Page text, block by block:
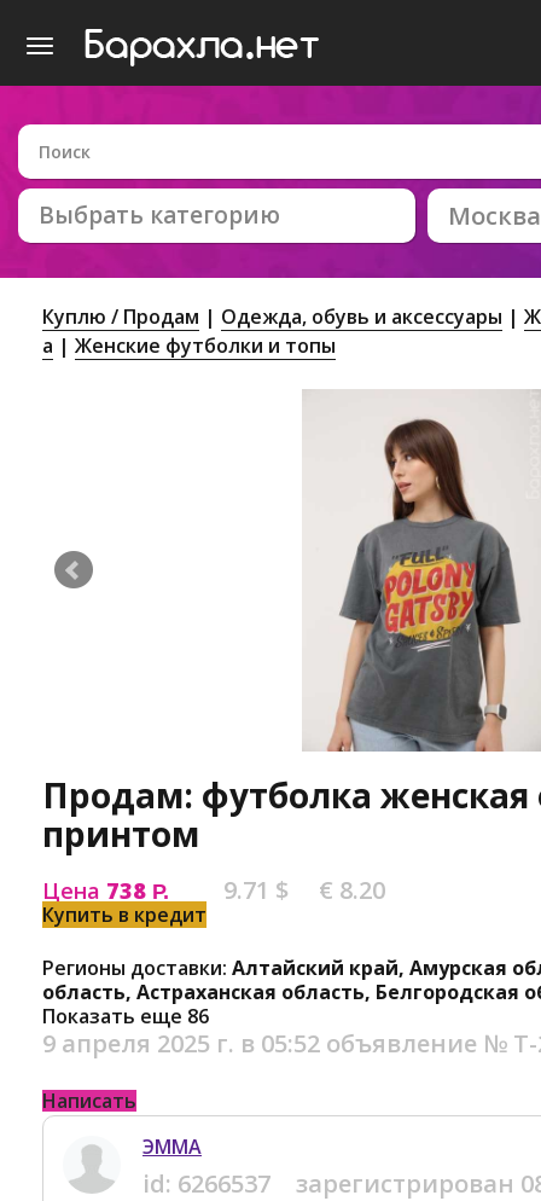
Выбрать категорию Москва
Куплю / Продам Одежда, обувь и аксессуары
а
Женские футболки и топы
Продам: футболка женская
принтом
Цена 738 Р. 9.71 $ € 8.20
Купить в кредит
Регионы доставки: Алтайский край, Амурская
область, Астраханская область, Белгородская
Показать еще 86
9 апреля 2025 г. в 05:52 объявление №
Написать
ЭММА
id: 6266537 зарегистрирован